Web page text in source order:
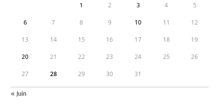
1 2 3 4 5
6 7 8 9 10 11 12
13 14 15 16 17 18 19
20 21 22 23 24 25 26
27 28 29 30 31
« Juin